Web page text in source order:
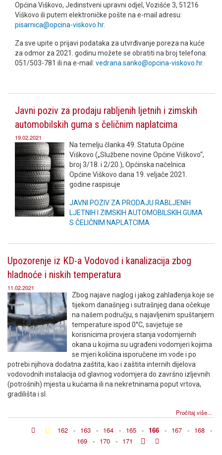
Općina Viškovo, Jedinstveni upravni odjel, Vozišće 3, 51216
Viškovo ili putem elektroničke pošte na e-mail adresu:
pisarnica@opcina-viskovo.hr.
Za sve upite o prijavi podataka za utvrđivanje poreza na kuće
za odmor za 2021 . godinu možete se obratiti na broj telefona:
051/503-781 ili na e-mail: vedrana.sanko@opcina-viskovo.hr.
Javni poziv za prodaju rabljenih ljetnih i zimskih
automobilskih guma s čeličnim naplatcima
19.02.2021
Na temelju članka 49. Statuta Općine
Viškovo („Službene novine Općine Viškovo“,
broj 3/18. i 2/20.), Općinska načelnica
Općine Viškovo dana 19. veljače 2021.
godine raspisuje
JAVNI POZIV ZA PRODAJU RABLJENIH
LJETNIH I ZIMSKIH AUTOMOBILSKIH GUMA
S ČELIČNIM NAPLATCIMA
Upozorenje iz KD-a Vodovod i kanalizacija zbog
hladnoće i niskih temperatura
11.02.2021
Zbog najave naglog i jakog zahlađenja koje se
tijekom današnjeg i sutrašnjeg dana očekuje
na našem području, s najavljenim spuštanjem
temperature ispod 0°C, savjetuje se
korisnicima provjera stanja vodomjernih
okana u kojima su ugrađeni vodomjeri kojima
se mjeri količina isporučene im vode i po
potrebi njihova dodatna zaštita, kao i zaštita internih dijelova
vodovodnih instalacija od glavnog vodomjera do završno izljevnih
(potrošnih) mjesta u kućama ili na nekretninama poput vrtova,
gradilišta i sl.
Pročitaj više...
162 - 163 - 164 - 165 - 166 - 167 - 168 -
169 - 170 - 171